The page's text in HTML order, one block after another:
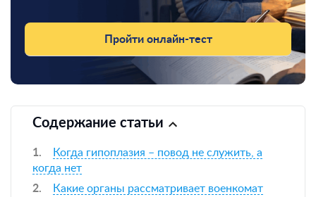
Пройти онлайн-тест
Содержание статьи
Когда гипоплазия – повод не служить, а
когда нет
Какие органы рассматривает военкомат